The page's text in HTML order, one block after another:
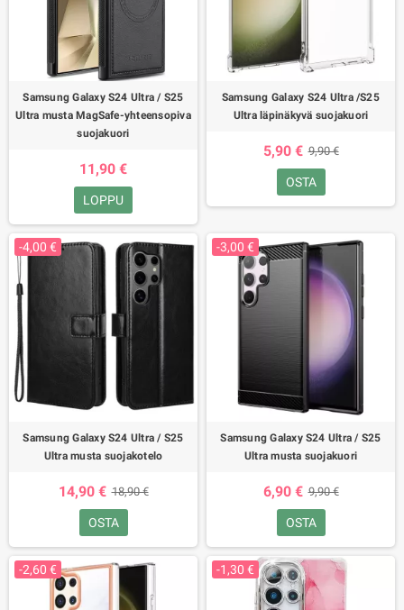
Samsung Galaxy S24 Ultra / S25
Ultra musta MagSafe-yhteensopiva
suojakuori
11,90 €
LOPPU
Samsung Galaxy S24 Ultra /S25
Ultra läpinäkyvä suojakuori
5,90 € 9,90 €
OSTA
-4,00 €
Samsung Galaxy S24 Ultra / S25
Ultra musta suojakotelo
14,90 € 18,90 €
OSTA
-3,00 €
Samsung Galaxy S24 Ultra / S25
Ultra musta suojakuori
6,90 € 9,90 €
OSTA
-2,60 € -1,30 €